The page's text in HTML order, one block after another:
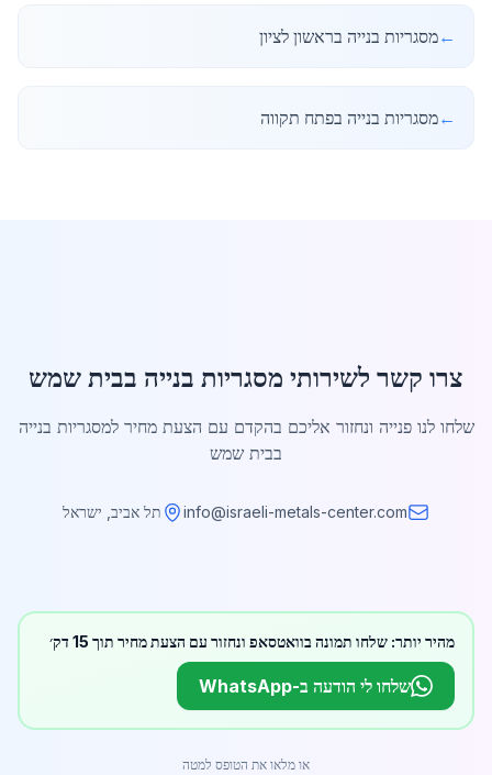
←מסגריות בנייה בראשון לציון
←מסגריות בנייה בפתח תקווה
צרו קשר לשירותי מסגריות בנייה בבית שמש
שלחו לנו פנייה ונחזור אליכם בהקדם עם הצעת מחיר למסגריות בנייה
בבית שמש
info@israeli-metals-center.com תל אביב, ישראל
מהיר יותר: שלחו תמונה בוואטסאפ ונחזור עם הצעת מחיר תוך 15 דק׳
שלחו לי הודעה ב-WhatsApp
או מלאו את הטופס למטה